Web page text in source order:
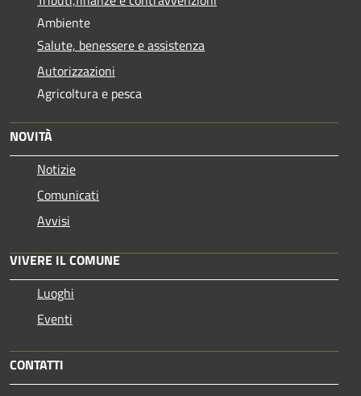
Ambiente
Salute, benessere e assistenza
Autorizzazioni
Agricoltura e pesca
NOVITÀ
Notizie
Comunicati
Avvisi
VIVERE IL COMUNE
Luoghi
Eventi
CONTATTI